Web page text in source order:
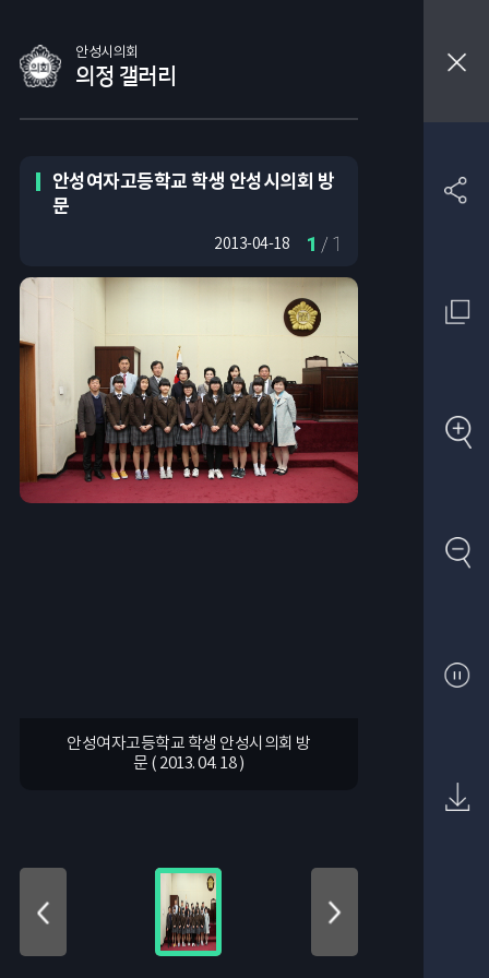
안성시의회
의정 갤러리
안성여자고등학교 학생 안성시의회 방
문
2013-04-18 1 / 1
안성여자고등학교 학생 안성시의회 방
문 ( 2013. 04. 18 )